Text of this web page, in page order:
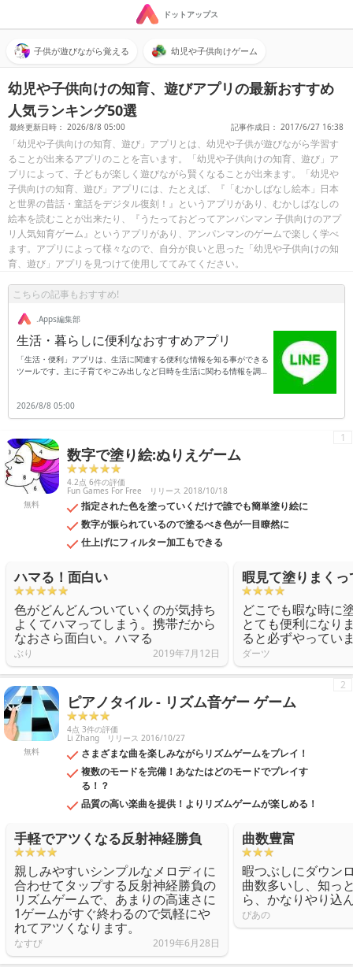
ドットアップス
子供が遊びながら覚える 幼児や子供向けゲーム
幼児や子供向けの知育、遊びアプリの最新おすすめ
人気ランキング50選
最終更新日時： 2026/8/8 05:00 記事作成日： 2017/6/27 16:38
「幼児や子供向けの知育、遊び」アプリとは、幼児や子供が遊びながら学習す
ることが出来るアプリのことを言います。「幼児や子供向けの知育、遊び」ア
プリによって、子どもが楽しく遊びながら賢くなることが出来ます。「幼児や
子供向けの知育、遊び」アプリには、たとえば、『「むかしばなし絵本」日本
と世界の昔話・童話をデジタル復刻！』というアプリがあり、むかしばなしの
絵本を読むことが出来たり、『うたっておどってアンパンマン 子供向けのアプ
リ人気知育ゲーム』というアプリがあり、アンパンマンのゲームで楽しく学べ
ます。アプリによって様々なので、自分が良いと思った「幼児や子供向けの知
育、遊び」アプリを見つけて使用しててみてください。
こちらの記事もおすすめ!
.Apps編集部
生活・暮らしに便利なおすすめアプリ
「生活・便利」アプリは、生活に関連する便利な情報を知る事ができる
ツールです。主に子育てやごみ出しなど日時を生活に関わる情報を調べ
りますが、窓口での証明書の発行などが求められる事も多いです。それ
でアプリで無料の登録を行っておくと、生活に関わる様々な窓口手続き
所の窓口まで行かなくても、アプリだけで実行できる事もあります。で
すから日常生活に関わる手続きを、できるだけ便利にしたい時などは、
アプリをダウンロードしておくと良いでしょう。
2026/8/8 05:00
無料
数字で塗り絵:ぬりえゲーム
4.2点 6件の評価
Fun Games For Free リリース 2018/10/18
指定された色を塗っていくだけで誰でも簡単塗り絵に
数字が振られているので塗るべき色が一目瞭然に
仕上げにフィルター加工もできる
1
ハマる！面白い
色がどんどんついていくのが気持ち
よくてハマってしまう。携帯だから
なおさら面白い。ハマる
ぶり 2019年7月12日
暇見て塗りまくっ
どこでも暇な時に
とても便利になり
ると必ずやってい
ダーツ
無料
ピアノタイル - リズム音ゲー ゲーム
4点 3件の評価
Li Zhang リリース 2016/10/27
さまざまな曲を楽しみながらリズムゲームをプレイ！
複数のモードを完備！あなたはどのモードでプレイす
る！？
品質の高い楽曲を提供！よりリズムゲームが楽しめる！
2
手軽でアツくなる反射神経勝負
親しみやすいシンプルなメロディに
合わせてタップする反射神経勝負の
リズムゲームで、あまりの高速さに
1ゲームがすぐ終わるので気軽にや
れてアツくなります。
なすび 2019年6月28日
曲数豊富
暇つぶしにダウン
曲数多いし、知っ
ら、かなりやり込
ぴあの